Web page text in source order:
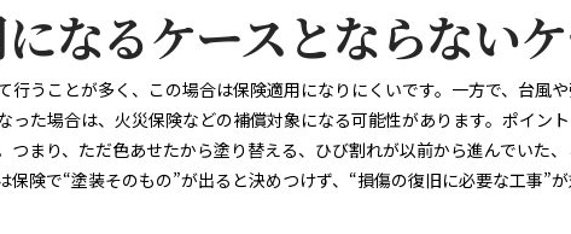
なるケースとならない
うことが多く、この場合は保険適用になりにくいです。一方で、台風
た場合は、火災保険などの補償対象になる可能性があります。ポイン
つまり、ただ色あせたから塗り替える、ひび割れが以前から進んでいた
険で“塗装そのもの”が出ると決めつけず、“損傷の復旧に必要な工事”